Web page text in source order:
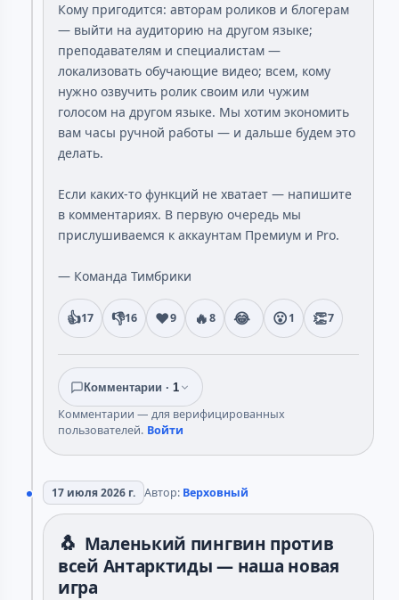
Кому пригодится: авторам роликов и блогерам
— выйти на аудиторию на другом языке;
преподавателям и специалистам —
локализовать обучающие видео; всем, кому
нужно озвучить ролик своим или чужим
голосом на другом языке. Мы хотим экономить
вам часы ручной работы — и дальше будем это
делать.
Если каких-то функций не хватает — напишите
в комментариях. В первую очередь мы
прислушиваемся к аккаунтам Премиум и Pro.
— Команда Тимбрики
👍17 👎16 ❤️9 🔥8 😂 😮1 👏7
Комментарии · 1
Комментарии — для верифицированных
пользователей. Войти
17 июля 2026 г. Автор: Верховный
🐧 Маленький пингвин против
всей Антарктиды — наша новая
игра